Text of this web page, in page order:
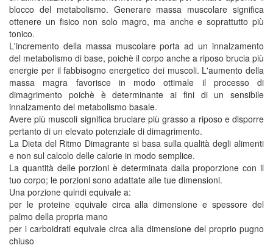
blocco del metabolismo. Generare massa muscolare significa
ottenere un fisico non solo magro, ma anche e soprattutto più
tonico.
L'incremento della massa muscolare porta ad un innalzamento
del metabolismo di base, poichè il corpo anche a riposo brucia più
energie per il fabbisogno energetico dei muscoli. L'aumento della
massa magra favorisce in modo ottimale il processo di
dimagrimento poichè è determinante ai fini di un sensibile
innalzamento del metabolismo basale.
Avere più muscoli significa bruciare più grasso a riposo e disporre
pertanto di un elevato potenziale di dimagrimento.
La Dieta del Ritmo Dimagrante si basa sulla qualità degli alimenti
e non sul calcolo delle calorie in modo semplice.
La quantità delle porzioni è determinata dalla proporzione con il
tuo corpo; le porzioni sono adattate alle tue dimensioni.
Una porzione quindi equivale a:
per le proteine equivale circa alla dimensione e spessore del
palmo della propria mano
per i carboidrati equivale circa alla dimensione del proprio pugno
chiuso